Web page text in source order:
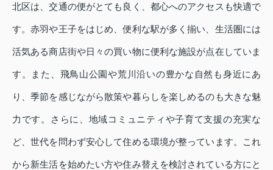
北区は、交通の便がとても良く、都心へのアクセスも快適で
す。赤羽や王子をはじめ、便利な駅が多く揃い、生活圏には
活気ある商店街や日々の買い物に便利な施設が点在していま
す。また、飛鳥山公園や荒川沿いの豊かな自然も身近にあ
り、季節を感じながら散策や暮らしを楽しめるのも大きな魅
力です。さらに、地域コミュニティや子育て支援の充実な
ど、世代を問わず安心して住める環境が整っています。これ
から新生活を始めたい方や住み替えを検討されている方にと